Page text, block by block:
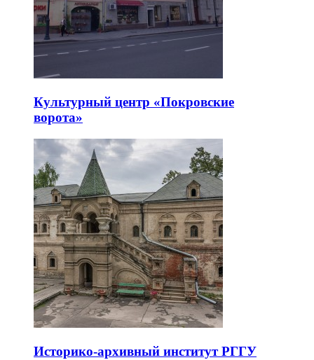
Культурный центр «Покровские
ворота»
Историко-архивный институт РГГУ